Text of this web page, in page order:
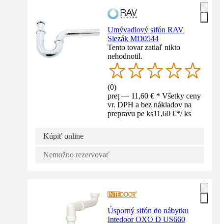
Umývadlový sifón RAV
Slezák MD0544
Tento tovar zatiaľ nikto
nehodnotil.
(0)
preț — 11,60 € * Všetky ceny
vr. DPH a bez nákladov na
prepravu pe ks11,60 €*/ ks
Kúpiť online
Nemožno rezervovať
Úsporný sifón do nábytku
Intedoor OXO D US660